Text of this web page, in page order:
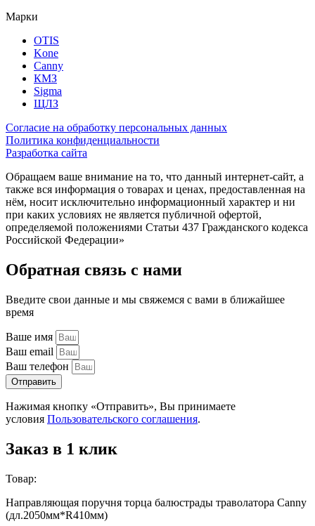
Марки
OTIS
Kone
Canny
КМЗ
Sigma
ЩЛЗ
Согласие на обработку персональных данных
Политика конфиденциальности
Разработка сайта
Обращаем ваше внимание на то, что данный интернет-сайт, а
также вся информация о товарах и ценах, предоставленная на
нём, носит исключительно информационный характер и ни
при каких условиях не является публичной офертой,
определяемой положениями Статьи 437 Гражданского кодекса
Российской Федерации»
Обратная связь с нами
Введите свои данные и мы свяжемся с вами в ближайшее
время
Ваше имя
Ваш email
Ваш телефон
Отправить
Нажимая кнопку «Отправить», Вы принимаете
условия Пользовательского соглашения.
Заказ в 1 клик
Товар:
Направляющая поручня торца балюстрады траволатора Canny
(дл.2050мм*R410мм)